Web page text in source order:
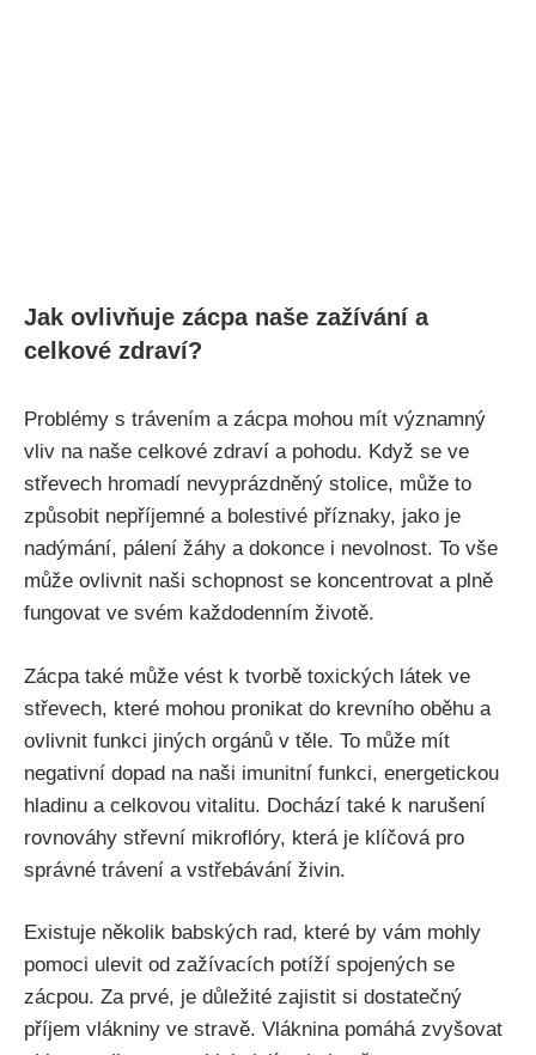
Jak ovlivňuje zácpa naše zažívání a
celkové zdraví?
Problémy s⁢ trávením a zácpa mohou ‌mít významný⁤
vliv na‌ naše celkové zdraví‍ a ‍pohodu. Když se ve
střevech hromadí​ nevyprázdněný stolice,‍ může‍ to
způsobit ‍nepříjemné a bolestivé příznaky, jako ⁢je
nadýmání, pálení žáhy a ⁢dokonce i nevolnost. To ​vše‌
může ovlivnit naši schopnost se⁢ koncentrovat ⁢a plně
fungovat⁤ ve ⁤svém každodenním životě.
Zácpa také může vést k tvorbě toxických‌ látek ve
střevech, které mohou pronikat do krevního oběhu a⁤
ovlivnit funkci jiných orgánů v těle. To může mít
negativní dopad na ‍naši imunitní funkci, energetickou
hladinu a⁢ celkovou vitalitu. Dochází také k⁢ narušení
rovnováhy střevní mikroflóry, která je klíčová ​pro⁣
správné trávení⁣ a⁢ vstřebávání ⁣živin.
Existuje několik ‍babských rad, které by vám⁣ mohly
pomoci ⁣ulevit od zažívacích potíží spojených se
zácpou. Za⁤ prvé, je důležité zajistit⁢ si dostatečný
příjem vlákniny ‌ve ⁤stravě. Vláknina⁤ pomáhá zvyšovat